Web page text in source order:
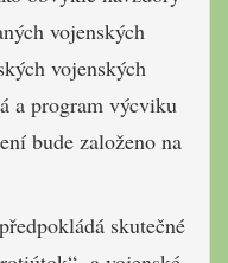
vojenských
vojenských
a program výcviku
bude založeno na
skutečné